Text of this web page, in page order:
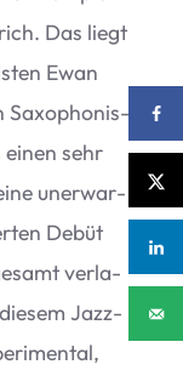
Das liegt
Ewan
Saxo­pho­nis­
sehr
uner­war­
Debüt
ver­la­
Jazz-